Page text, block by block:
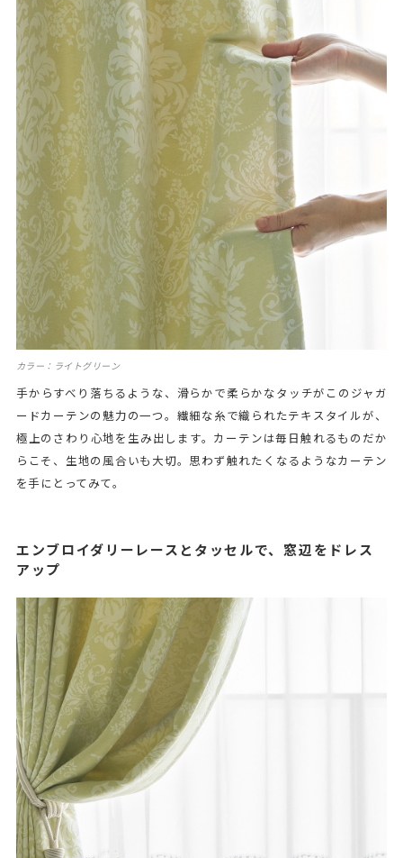
カラー：ライトグリーン
手からすべり落ちるような、滑らかで柔らかなタッチがこのジャガ
ードカーテンの魅力の一つ。繊細な糸で織られたテキスタイルが、
極上のさわり心地を生み出します。カーテンは毎日触れるものだか
らこそ、生地の風合いも大切。思わず触れたくなるようなカーテン
を手にとってみて。
エンブロイダリーレースとタッセルで、窓辺をドレス
アップ